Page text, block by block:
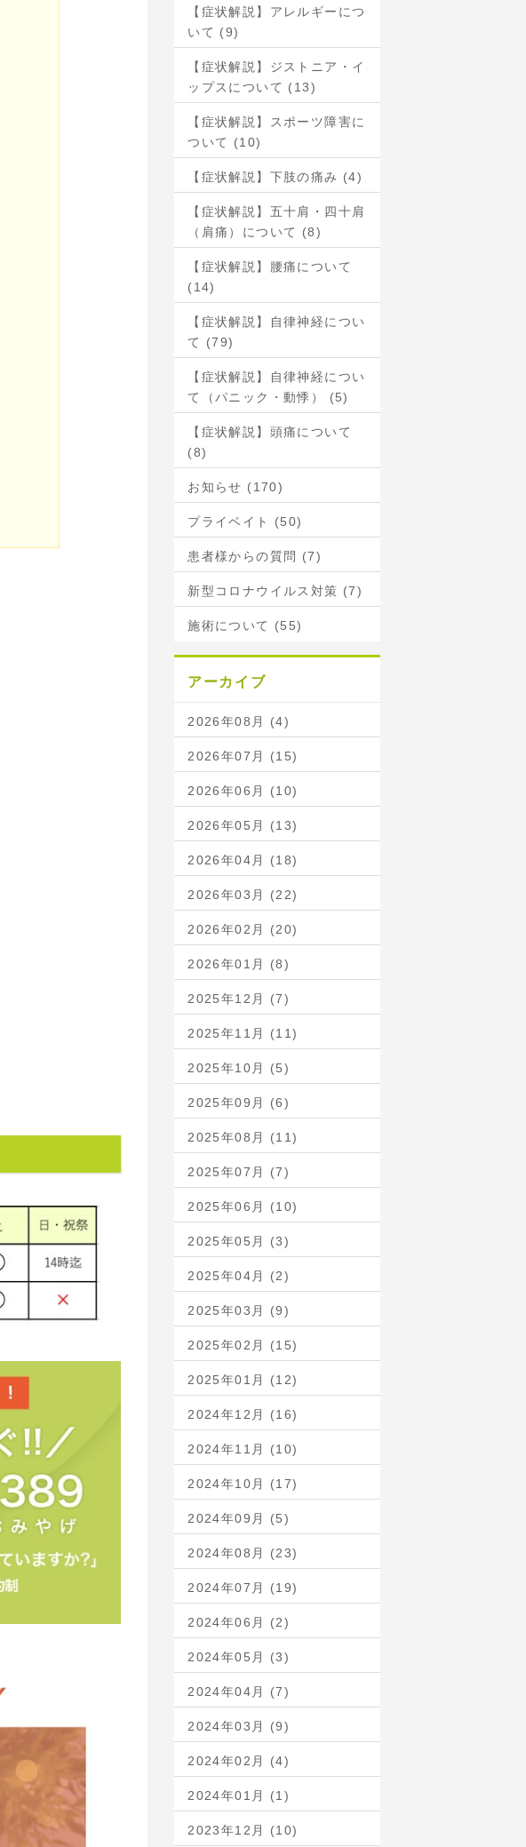
【症状解説】アレルギーにつ
いて (9)
【症状解説】ジストニア・イ
ップスについて (13)
【症状解説】スポーツ障害に
ついて (10)
【症状解説】下肢の痛み (4)
【症状解説】五十肩・四十肩
（肩痛）について (8)
【症状解説】腰痛について
(14)
【症状解説】自律神経につい
て (79)
【症状解説】自律神経につい
て（パニック・動悸） (5)
【症状解説】頭痛について
(8)
お知らせ (170)
プライベイト (50)
患者様からの質問 (7)
新型コロナウイルス対策 (7)
施術について (55)
アーカイブ
2026年08月 (4)
2026年07月 (15)
2026年06月 (10)
2026年05月 (13)
2026年04月 (18)
2026年03月 (22)
2026年02月 (20)
2026年01月 (8)
2025年12月 (7)
2025年11月 (11)
2025年10月 (5)
2025年09月 (6)
2025年08月 (11)
2025年07月 (7)
2025年06月 (10)
2025年05月 (3)
2025年04月 (2)
2025年03月 (9)
2025年02月 (15)
2025年01月 (12)
2024年12月 (16)
2024年11月 (10)
2024年10月 (17)
2024年09月 (5)
2024年08月 (23)
2024年07月 (19)
2024年06月 (2)
2024年05月 (3)
2024年04月 (7)
2024年03月 (9)
2024年02月 (4)
2024年01月 (1)
2023年12月 (10)